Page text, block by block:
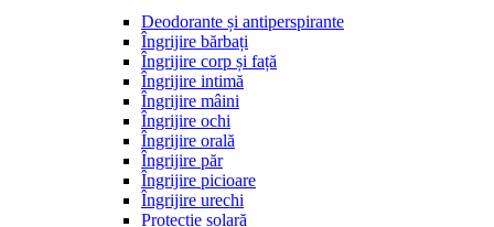
Deodorante și antiperspirante
Îngrijire bărbați
Îngrijire corp și față
Îngrijire intimă
Îngrijire mâini
Îngrijire ochi
Îngrijire orală
Îngrijire păr
Îngrijire picioare
Îngrijire urechi
Protecție solară